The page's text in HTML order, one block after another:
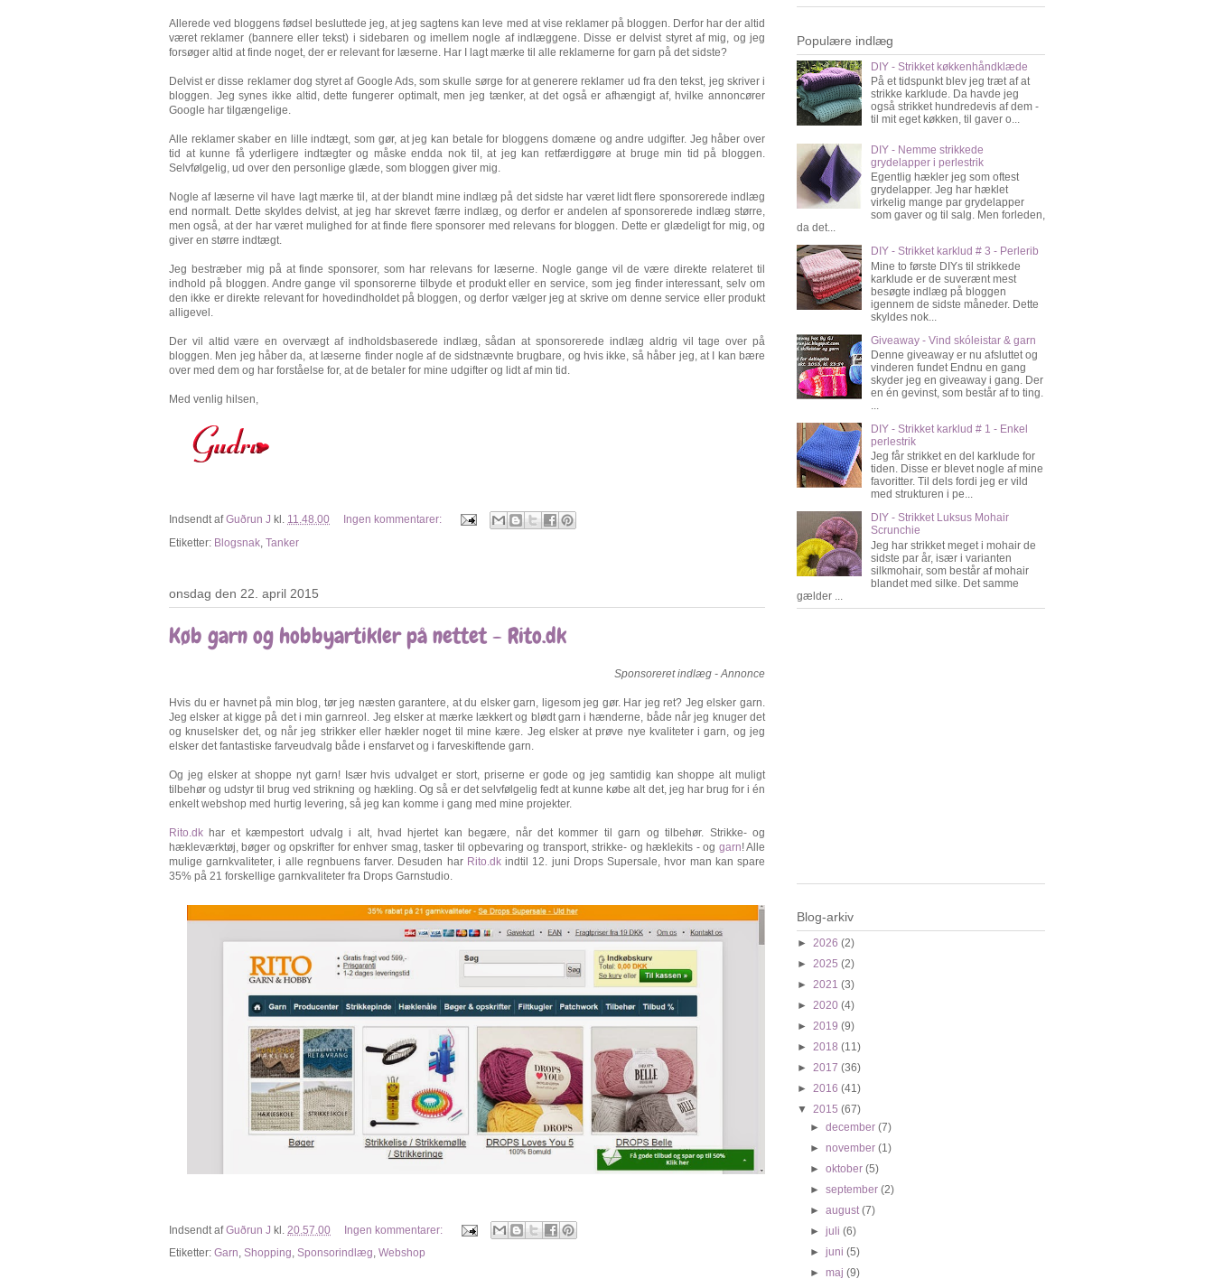
Allerede ved bloggens fødsel besluttede jeg, at jeg sagtens kan leve med at vise reklamer på bloggen. Derfor har der altid
været reklamer (bannere eller tekst) i sidebaren og imellem nogle af indlæggene. Disse er delvist styret af mig, og jeg
forsøger altid at finde noget, der er relevant for læserne. Har I lagt mærke til alle reklamerne for garn på det sidste?
Delvist er disse reklamer dog styret af Google Ads, som skulle sørge for at generere reklamer ud fra den tekst, jeg skriver i
bloggen. Jeg synes ikke altid, dette fungerer optimalt, men jeg tænker, at det også er afhængigt af, hvilke annoncører
Google har tilgængelige.
Alle reklamer skaber en lille indtægt, som gør, at jeg kan betale for bloggens domæne og andre udgifter. Jeg håber over
tid at kunne få yderligere indtægter og måske endda nok til, at jeg kan retfærdiggøre at bruge min tid på bloggen.
Selvfølgelig, ud over den personlige glæde, som bloggen giver mig.
Nogle af læserne vil have lagt mærke til, at der blandt mine indlæg på det sidste har været lidt flere sponsorerede indlæg
end normalt. Dette skyldes delvist, at jeg har skrevet færre indlæg, og derfor er andelen af sponsorerede indlæg større,
men også, at der har været mulighed for at finde flere sponsorer med relevans for bloggen. Dette er glædeligt for mig, og
giver en større indtægt.
Jeg bestræber mig på at finde sponsorer, som har relevans for læserne. Nogle gange vil de være direkte relateret til
indhold på bloggen. Andre gange vil sponsorerne tilbyde et produkt eller en service, som jeg finder interessant, selv om
den ikke er direkte relevant for hovedindholdet på bloggen, og derfor vælger jeg at skrive om denne service eller produkt
alligevel.
Der vil altid være en overvægt af indholdsbaserede indlæg, sådan at sponsorerede indlæg aldrig vil tage over på
bloggen. Men jeg håber da, at læserne finder nogle af de sidstnævnte brugbare, og hvis ikke, så håber jeg, at I kan bære
over med dem og har forståelse for, at de betaler for mine udgifter og lidt af min tid.
Med venlig hilsen,
Indsendt afGuðrun J kl. 11.48.00
Ingen kommentarer:
Etiketter: Blogsnak, Tanker
onsdag den 22. april 2015
Køb garn og hobbyartikler på nettet - Rito.dk
Sponsoreret indlæg - Annonce
Hvis du er havnet på min blog, tør jeg næsten garantere, at du elsker garn, ligesom jeg gør. Har jeg ret? Jeg elsker garn.
Jeg elsker at kigge på det i min garnreol. Jeg elsker at mærke lækkert og blødt garn i hænderne, både når jeg knuger det
og knuselsker det, og når jeg strikker eller hækler noget til mine kære. Jeg elsker at prøve nye kvaliteter i garn, og jeg
elsker det fantastiske farveudvalg både i ensfarvet og i farveskiftende garn.
Og jeg elsker at shoppe nyt garn! Især hvis udvalget er stort, priserne er gode og jeg samtidig kan shoppe alt muligt
tilbehør og udstyr til brug ved strikning og hækling. Og så er det selvfølgelig fedt at kunne købe alt det, jeg har brug for i én
enkelt webshop med hurtig levering, så jeg kan komme i gang med mine projekter.
Rito.dk har et kæmpestort udvalg i alt, hvad hjertet kan begære, når det kommer til garn og tilbehør. Strikke- og
hækleværktøj, bøger og opskrifter for enhver smag, tasker til opbevaring og transport, strikke- og hæklekits - og garn! Alle
mulige garnkvaliteter, i alle regnbuens farver. Desuden har Rito.dkindtil 12. juni Drops Supersale, hvor man kan spare
35% på 21 forskellige garnkvaliteter fra Drops Garnstudio.
Indsendt afGuðrun J kl. 20.57.00
Ingen kommentarer:
Etiketter: Garn, Shopping, Sponsorindlæg, Webshop
Populære indlæg
DIY - Strikket køkkenhåndklæde
På et tidspunkt blev jeg træt af at
strikke karklude. Da havde jeg
også strikket hundredevis af dem -
til mit eget køkken, til gaver o...
DIY - Nemme strikkede
grydelapper i perlestrik
Egentlig hækler jeg som oftest
grydelapper. Jeg har hæklet
virkelig mange par grydelapper
som gaver og til salg. Men forleden,
da det...
DIY - Strikket karklud # 3 - Perlerib
Mine to første DIYs til strikkede
karklude er de suverænt mest
besøgte indlæg på bloggen
igennem de sidste måneder. Dette
skyldes nok...
Giveaway - Vind skóleistar & garn
Denne giveaway er nu afsluttet og
vinderen fundet Endnu en gang
skyder jeg en giveaway i gang. Der
en én gevinst, som består af to ting.
...
DIY - Strikket karklud # 1 - Enkel
perlestrik
Jeg får strikket en del karklude for
tiden. Disse er blevet nogle af mine
favoritter. Til dels fordi jeg er vild
med strukturen i pe...
DIY - Strikket Luksus Mohair
Scrunchie
Jeg har strikket meget i mohair de
sidste par år, især i varianten
silkmohair, som består af mohair
blandet med silke. Det samme
gælder ...
Blog-arkiv
► 2026 (2)
► 2025 (2)
► 2021 (3)
► 2020 (4)
► 2019 (9)
► 2018 (11)
► 2017 (36)
► 2016 (41)
▼ 2015 (67)
►december(7)
►november(1)
►oktober(5)
►september(2)
►august(7)
►juli(6)
►juni(5)
►maj(9)